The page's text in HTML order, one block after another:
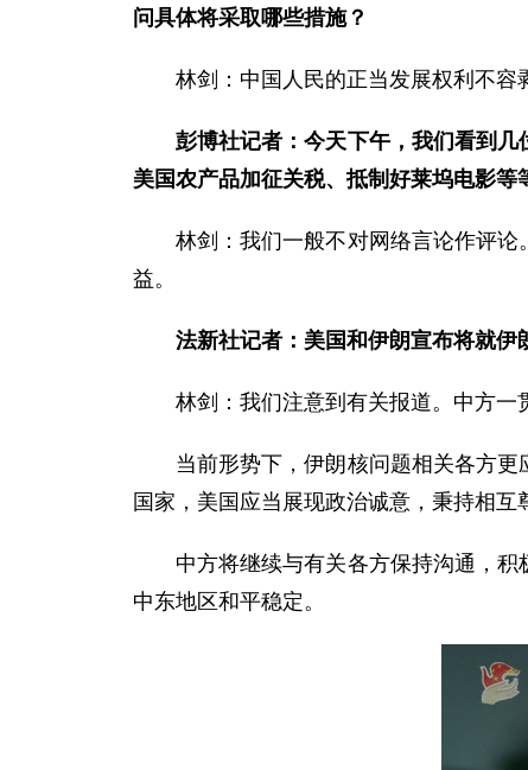
问具体将采取哪些措施？
林剑：中国人民的正当发展权利不容
彭博社记者：今天下午，我们看到
美国农产品加征关税、抵制好莱坞电影
林剑：我们一般不对网络言论作评
益。
法新社记者：美国和伊朗宣布将就伊
林剑：我们注意到有关报道。中方一
当前形势下，伊朗核问题相关各方
国家，美国应当展现政治诚意，秉持相
中方将继续与有关各方保持沟通，
中东地区和平稳定。